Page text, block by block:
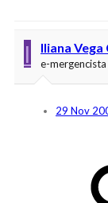
I Iliana Vega
e-
29 Nov